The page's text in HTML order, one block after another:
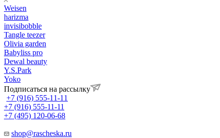
Weisen
harizma
invisibobble
Tangle teezer
Olivia garden
Babyliss pro
Dewal beauty
Y.S.Park
Yoko
Подписаться на рассылку
+7 (916) 555-11-11
+7 (916) 555-11-11
+7 (495) 120-06-68
shop@rascheska.ru